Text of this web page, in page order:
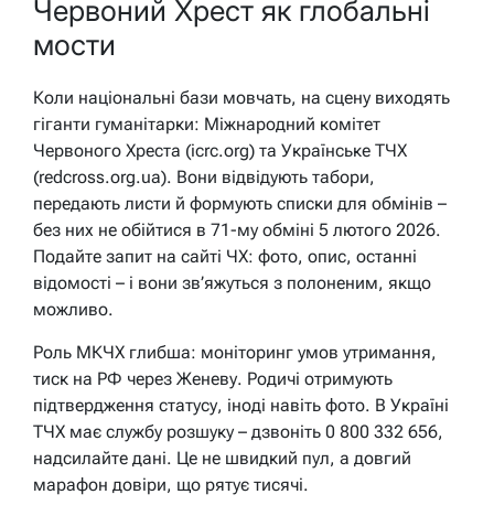
Червоний Хрест як глобальні
мости
Коли національні бази мовчать, на сцену виходять
гіганти гуманітарки: Міжнародний комітет
Червоного Хреста (icrc.org) та Українське ТЧХ
(redcross.org.ua). Вони відвідують табори,
передають листи й формують списки для обмінів –
без них не обійтися в 71-му обміні 5 лютого 2026.
Подайте запит на сайті ЧХ: фото, опис, останні
відомості – і вони зв’яжуться з полоненим, якщо
можливо.
Роль МКЧХ глибша: моніторинг умов утримання,
тиск на РФ через Женеву. Родичі отримують
підтвердження статусу, іноді навіть фото. В Україні
ТЧХ має службу розшуку – дзвоніть 0 800 332 656,
надсилайте дані. Це не швидкий пул, а довгий
марафон довіри, що рятує тисячі.